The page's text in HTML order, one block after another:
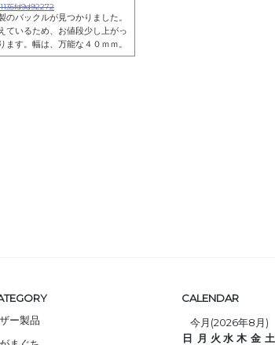
バックルが見つかりました。
ているため、お値段少し上がっ
す。幅は、万能な４０ｍｍ。
せるレザーは、「クロムエクセ
ー製品
CALENDAR
今月(2026年8月)
日 月 火 水 木 金 土